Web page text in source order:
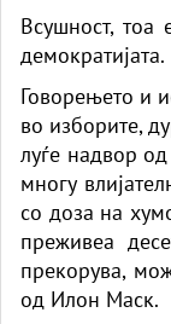
Всушност, тоа
демократијата.
Говорењето и
во изборите,
луѓе надвор
многу
со доза на
преживеа
прекорува,
од Илон Маск.